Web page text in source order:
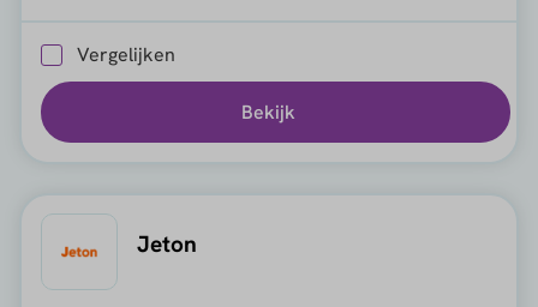
Vergelijken
Bekijk
Jeton